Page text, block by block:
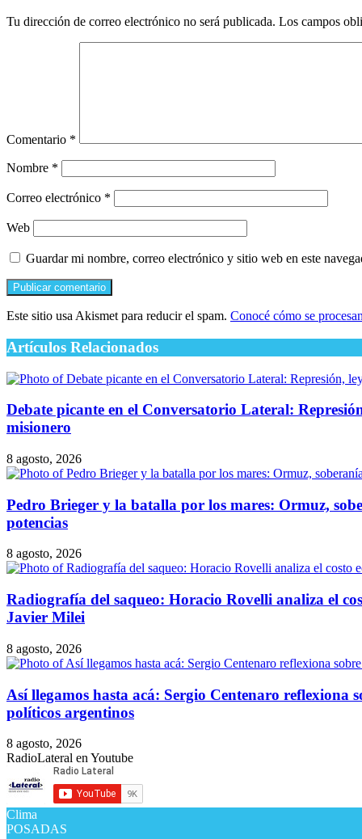
Tu dirección de correo electrónico no será publicada. Los campos
Comentario *
Nombre *
Correo electrónico *
Web
Guardar mi nombre, correo electrónico y sitio web en este
Este sitio usa Akismet para reducir el spam. Conocé cómo se
Artículos Relacionados
Debate picante en el Conversatorio Lateral:
misionero
8 agosto, 2026
Pedro Brieger y la batalla por los mares: Ormuz,
potencias
8 agosto, 2026
Radiografía del saqueo: Horacio Rovelli analiza el
Javier Milei
8 agosto, 2026
Así llegamos hasta acá: Sergio Centenaro reflexiona
políticos argentinos
8 agosto, 2026
RadioLateral en Youtube
Clima
POSADAS